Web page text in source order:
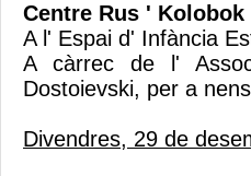
Centre Rus ' Kolobok
A l' Espai d' Infància
A càrrec de l'
Dostoievski, per a
Divendres, 29 de